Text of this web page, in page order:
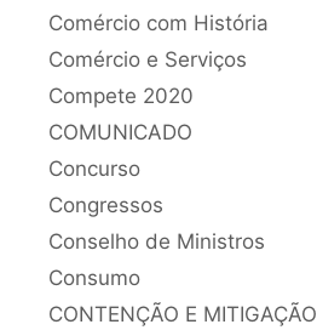
Comércio com História
Comércio e Serviços
Compete 2020
COMUNICADO
Concurso
Congressos
Conselho de Ministros
Consumo
CONTENÇÃO E MITIGAÇÃO